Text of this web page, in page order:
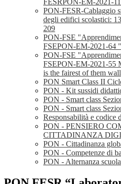
FESRPON-EM-2021-
PON-FESR-Cablaggio
degli edifici scolastici:
209
PON-FSE
FSEPON-EM-2021-64
PON-FSE
FSEPON-EM-2021-55
is the fairest of them
PON Smart Class II
PON - Kit sussidi
PON - Smart class
PON - Smart class
Responsabilità e
PON - PENSIERO
CITTADINANZA
PON - Cittadinanza
PON - Competenze di
PON - Alternanza